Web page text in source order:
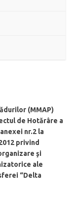
(MMAP)
de Hotărâre a
nr.2 la
privind
şi
ale
“Delta